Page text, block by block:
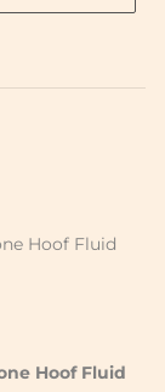
Hoof Fluid